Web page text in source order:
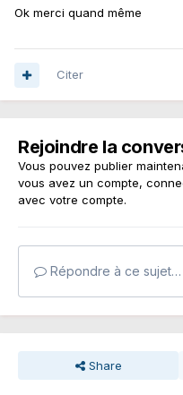
Ok merci quand même
Citer
Rejoindre la
Vous pouvez publier
vous avez un compte,
avec votre compte.
Répondre à ce sujet…
Share